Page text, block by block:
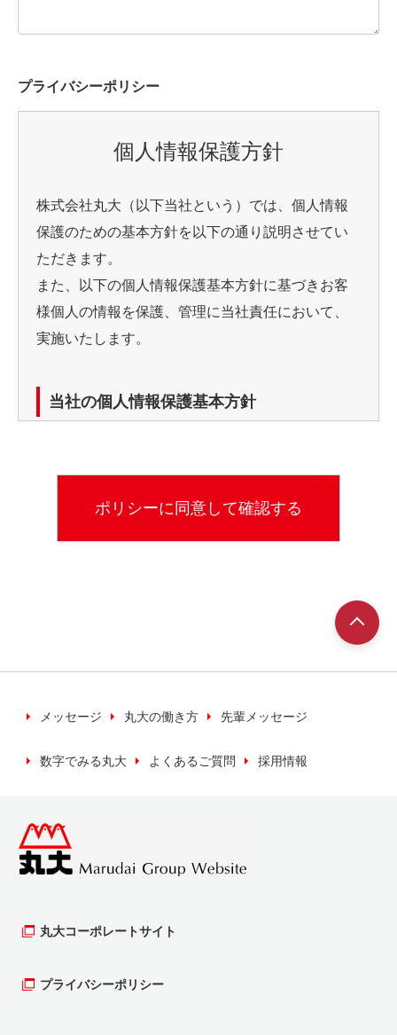
プライバシーポリシー
個人情報保護方針
株式会社丸大（以下当社という）では、個人情報
保護のための基本方針を以下の通り説明させてい
ただきます。
また、以下の個人情報保護基本方針に基づきお客
様個人の情報を保護、管理に当社責任において、
実施いたします。
当社の個人情報保護基本方針
※お客様からのお問い合わせなど、当社が対応して
す。
当社では、お客様の個人情報について、正当な
への提供は行いません。
個人情報の保管について
新の情報を保ち、安全かつ適切に管理するよう
者のもと保護、管理を行います。
メッセージ 丸大の働き方 先輩メッセージ
数字でみる丸大 よくあるご質問 採用情報
丸大コーポレートサイト
プライバシーポリシー